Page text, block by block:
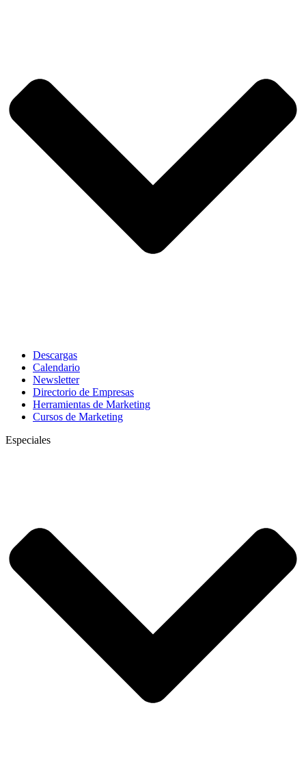
Descargas
Calendario
Newsletter
Directorio de Empresas
Herramientas de Marketing
Cursos de Marketing
Especiales